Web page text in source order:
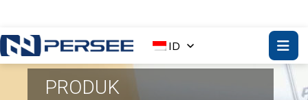
ID
PRODUK